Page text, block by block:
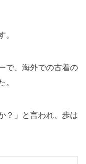
。
で、海外での古着の
。
？」と言われ、歩は